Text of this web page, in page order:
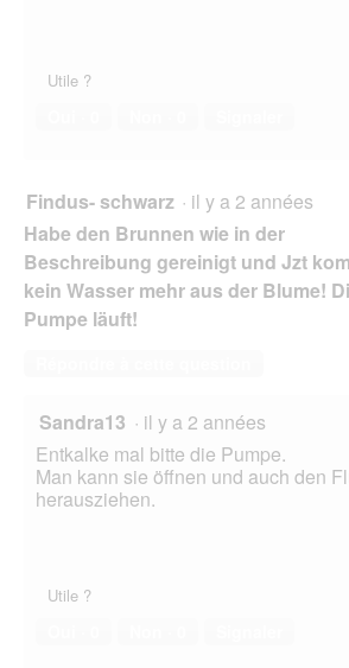
Utile ?
Findus- schwarz · il y a 2 années
Habe den Brunnen wie in der
Beschreibung gereinigt und Jzt
kein Wasser mehr aus der Blume!
Pumpe läuft!
Sandra13 · il y a 2 années
Entkalke mal bitte die Pumpe.
Man kann sie öffnen und auch den
herausziehen.
Utile ?